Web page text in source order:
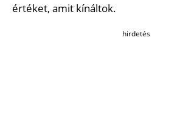
értéket, amit kínáltok.
hirdetés